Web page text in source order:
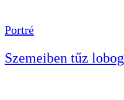
Portré
Szemeiben tűz lobog